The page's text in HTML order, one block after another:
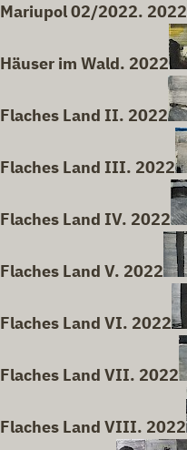
Mariupol 02/2022. 2022
Häuser im Wald. 2022
Flaches Land II. 2022
Flaches Land III. 2022
Flaches Land IV. 2022
Flaches Land V. 2022
Flaches Land VI. 2022
Flaches Land VII. 2022
Flaches Land VIII. 2022